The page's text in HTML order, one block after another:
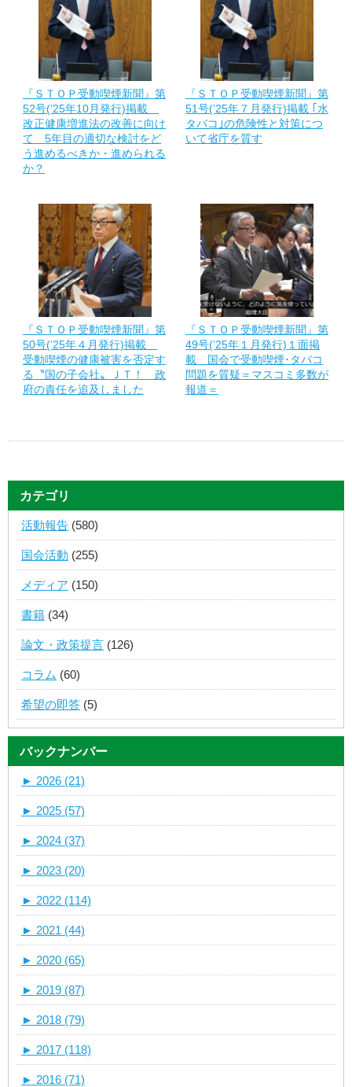
『ＳＴＯＰ受動喫煙新聞』第
52号(’25年10月発行)掲載
改正健康増進法の改善に向け
て 5年目の適切な検討をど
う進めるべきか・進められる
か？
『ＳＴＯＰ受動喫煙新聞』第
51号(’25年７月発行)掲載 ｢水
タバコ｣の危険性と対策につ
いて省庁を質す
『ＳＴＯＰ受動喫煙新聞』第
50号(’25年４月発行)掲載
受動喫煙の健康被害を否定す
る〝国の子会社〟ＪＴ！ 政
府の責任を追及しました
『ＳＴＯＰ受動喫煙新聞』第
49号(’25年１月発行)１面掲
載 国会で受動喫煙･タバコ
問題を質疑＝マスコミ多数が
報道＝
カテゴリ
活動報告 (580)
国会活動 (255)
メディア (150)
書籍 (34)
論文・政策提言 (126)
コラム (60)
希望の即答 (5)
バックナンバー
► 2026 (21)
► 2025 (57)
► 2024 (37)
► 2023 (20)
► 2022 (114)
► 2021 (44)
► 2020 (65)
► 2019 (87)
► 2018 (79)
► 2017 (118)
► 2016 (71)